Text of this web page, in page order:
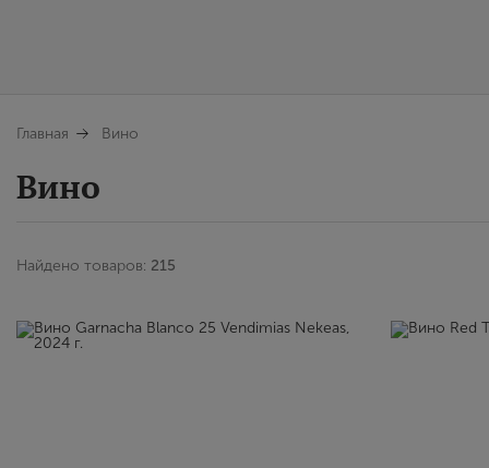
Главная Вино
Вино
Найдено товаров: 215